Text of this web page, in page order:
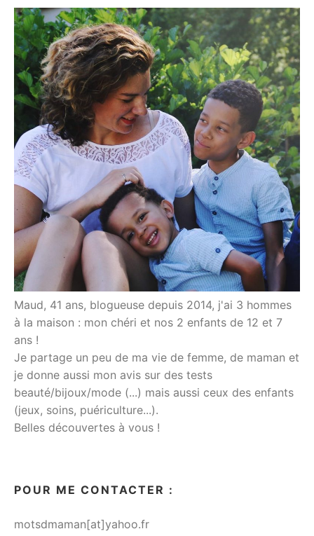
Maud, 41 ans, blogueuse depuis 2014, j'ai 3 hommes
à la maison : mon chéri et nos 2 enfants de 12 et 7
ans !
Je partage un peu de ma vie de femme, de maman et
je donne aussi mon avis sur des tests
beauté/bijoux/mode (...) mais aussi ceux des enfants
(jeux, soins, puériculture...).
Belles découvertes à vous !
POUR ME CONTACTER :
motsdmaman[at]yahoo.fr